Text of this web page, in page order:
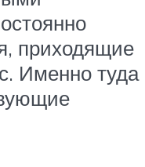
приходящие
Именно туда